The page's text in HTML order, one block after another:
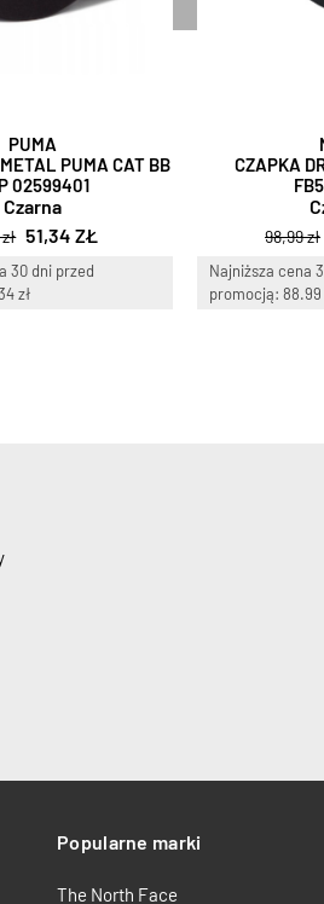
PUMA
PUMA CAT BB
02599401
Czarna
51,34 ZŁ
30 dni przed
zł
CZAPKA
98,99 zł
Najniższa cena
promocją: 88.99
Popularne marki
The North Face